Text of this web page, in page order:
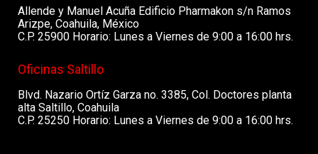
Allende y Manuel Acuña Edificio Pharmakon s/n Ramos
Arizpe, Coahuila, México
C.P. 25900 Horario: Lunes a Viernes de 9:00 a 16:00 hrs.
Oficinas Saltillo
Blvd. Nazario Ortíz Garza no. 3385, Col. Doctores planta
alta Saltillo, Coahuila
C.P. 25250 Horario: Lunes a Viernes de 9:00 a 16:00 hrs.